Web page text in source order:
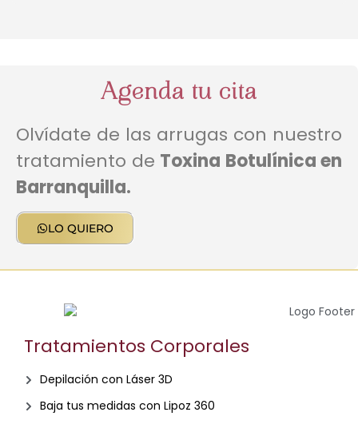
Agenda tu cita
Olvídate de las arrugas con nuestro
tratamiento de Toxina Botulínica en
Barranquilla.
LO QUIERO
Tratamientos Corporales
Depilación con Láser 3D
Baja tus medidas con Lipoz 360